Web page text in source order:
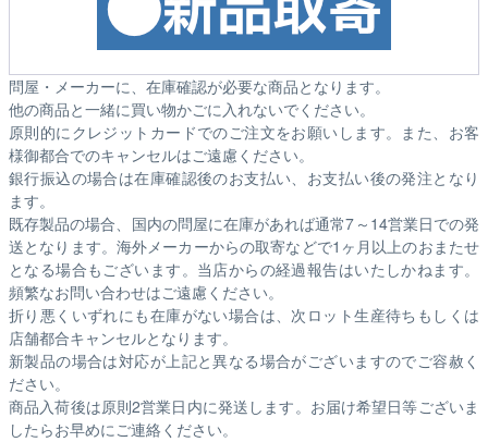
問屋・メーカーに、在庫確認が必要な商品となります。
他の商品と一緒に買い物かごに入れないでください。
原則的にクレジットカードでのご注文をお願いします。また、お客
様御都合でのキャンセルはご遠慮ください。
銀行振込の場合は在庫確認後のお支払い、お支払い後の発注となり
ます。
既存製品の場合、国内の問屋に在庫があれば通常7～14営業日での発
送となります。海外メーカーからの取寄などで1ヶ月以上のおまたせ
となる場合もございます。 当店からの経過報告はいたしかねます。
頻繁なお問い合わせはご遠慮ください。
折り悪くいずれにも在庫がない場合は、次ロット生産待ちもしくは
店舗都合キャンセルとなります。
新製品の場合は対応が上記と異なる場合がございますのでご容赦く
ださい。
商品入荷後は原則2営業日内に発送します。お届け希望日等ございま
したらお早めにご連絡ください。